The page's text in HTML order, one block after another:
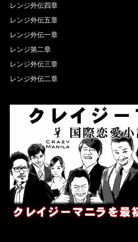
レンジ外伝四章
レンジ外伝五章
レンジ外伝一章
レンジ第二章
レンジ外伝三章
レンジ外伝二章